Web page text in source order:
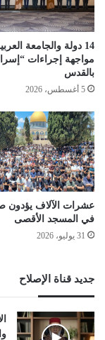
14 دولة والجامعة
مواجهة إجراءات
بالقدس
5 أغسطس، 2026
عشرات الآلاف يؤدون
في المسجد الأقصى
31 يوليو، 2026
جديد قناة الإصلاح